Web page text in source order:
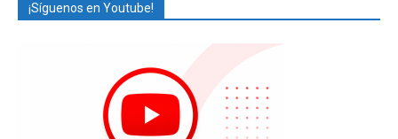
¡Síguenos en Youtube!